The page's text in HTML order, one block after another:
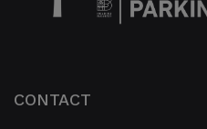
CONTACT